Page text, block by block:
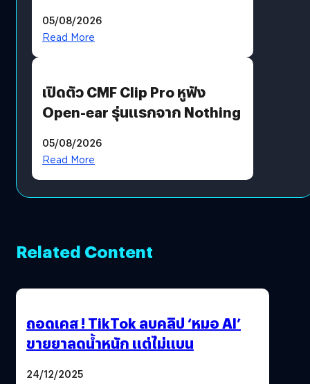
Moon x LINE FRIENDS
05/08/2026
Read More
เปิดตัว CMF Clip Pro หูฟัง
Open-ear รุ่นแรกจาก Nothing
05/08/2026
Read More
Related Content
ถอดเคส ! TikTok ลบคลิป ‘หมอ AI’
ขายยาลดน้ำหนัก แต่ไม่แบน
24/12/2025